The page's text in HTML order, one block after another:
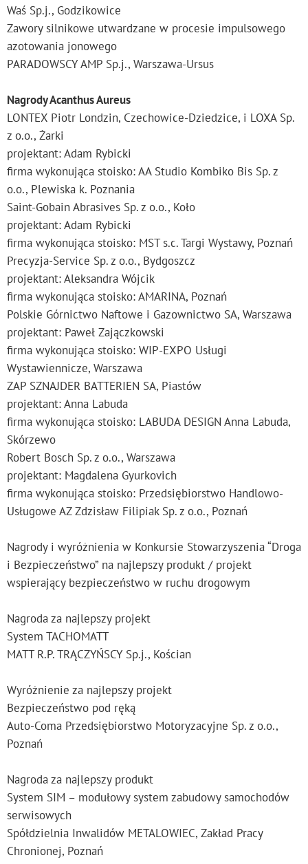
Waś Sp.j., Godzikowice
Zawory silnikowe utwardzane w procesie impulsowego
azotowania jonowego
PARADOWSCY AMP Sp.j., Warszawa-Ursus
Nagrody Acanthus Aureus
LONTEX Piotr Londzin, Czechowice-Dziedzice, i LOXA Sp.
z o.o., Żarki
projektant: Adam Rybicki
firma wykonująca stoisko: AA Studio Kombiko Bis Sp. z
o.o., Plewiska k. Poznania
Saint-Gobain Abrasives Sp. z o.o., Koło
projektant: Adam Rybicki
firma wykonująca stoisko: MST s.c. Targi Wystawy, Poznań
Precyzja-Service Sp. z o.o., Bydgoszcz
projektant: Aleksandra Wójcik
firma wykonująca stoisko: AMARINA, Poznań
Polskie Górnictwo Naftowe i Gazownictwo SA, Warszawa
projektant: Paweł Zajączkowski
firma wykonująca stoisko: WIP-EXPO Usługi
Wystawiennicze, Warszawa
ZAP SZNAJDER BATTERIEN SA, Piastów
projektant: Anna Labuda
firma wykonująca stoisko: LABUDA DESIGN Anna Labuda,
Skórzewo
Robert Bosch Sp. z o.o., Warszawa
projektant: Magdalena Gyurkovich
firma wykonująca stoisko: Przedsiębiorstwo Handlowo-
Usługowe AZ Zdzisław Filipiak Sp. z o.o., Poznań
Nagrody i wyróżnienia w Konkursie Stowarzyszenia “Droga
i Bezpieczeństwo” na najlepszy produkt / projekt
wspierający bezpieczeństwo w ruchu drogowym
Nagroda za najlepszy projekt
System TACHOMATT
MATT R.P. TRĄCZYŃSCY Sp.j., Kościan
Wyróżnienie za najlepszy projekt
Bezpieczeństwo pod ręką
Auto-Coma Przedsiębiorstwo Motoryzacyjne Sp. z o.o.,
Poznań
Nagroda za najlepszy produkt
System SIM – modułowy system zabudowy samochodów
serwisowych
Spółdzielnia Inwalidów METALOWIEC, Zakład Pracy
Chronionej, Poznań